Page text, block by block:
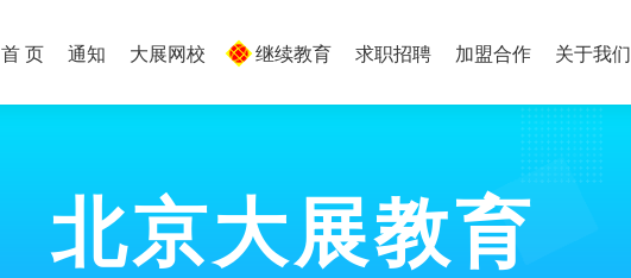
首 页 通知 大展网校 继续教育 求职招聘 加盟合作 关于我们
北京大展教育